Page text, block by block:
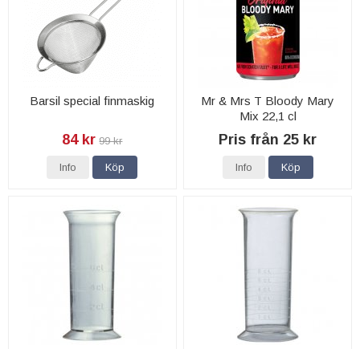
Barsil special finmaskig
84 kr 99 kr
Info Köp
Mr & Mrs T Bloody Mary
Mix 22,1 cl
Pris från 25 kr
Info Köp